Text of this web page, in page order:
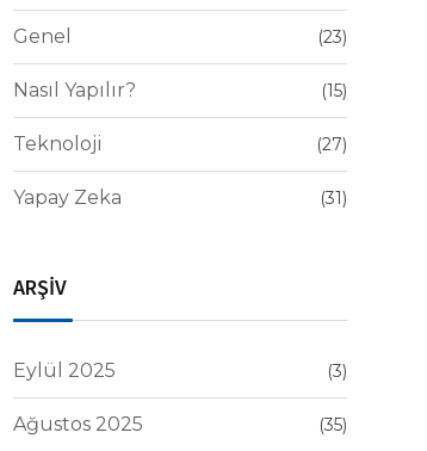
Genel (23)
Nasıl Yapılır? (15)
Teknoloji (27)
Yapay Zeka (31)
ARŞİV
Eylül 2025 (3)
Ağustos 2025 (35)